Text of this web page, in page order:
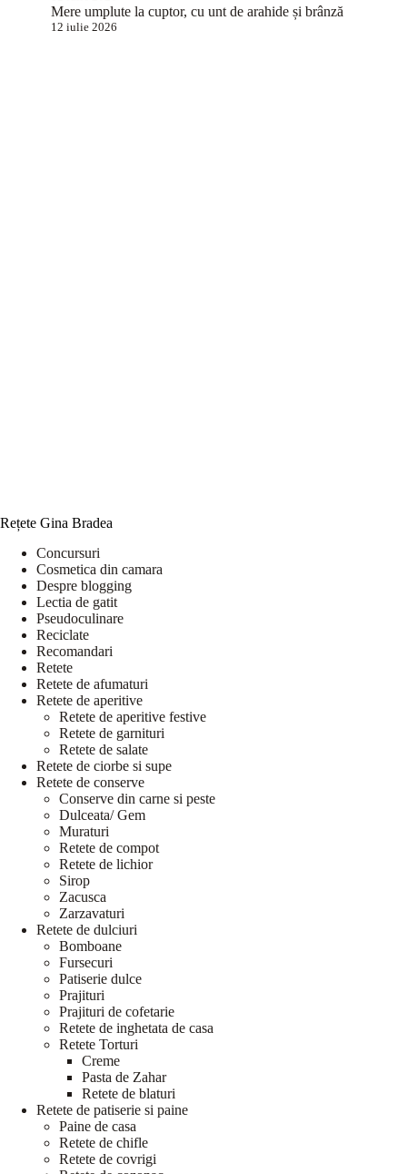
Mere umplute la cuptor, cu unt de arahide și brânză
12 iulie 2026
Rețete Gina Bradea
Concursuri
Cosmetica din camara
Despre blogging
Lectia de gatit
Pseudoculinare
Reciclate
Recomandari
Retete
Retete de afumaturi
Retete de aperitive
Retete de aperitive festive
Retete de garnituri
Retete de salate
Retete de ciorbe si supe
Retete de conserve
Conserve din carne si peste
Dulceata/ Gem
Muraturi
Retete de compot
Retete de lichior
Sirop
Zacusca
Zarzavaturi
Retete de dulciuri
Bomboane
Fursecuri
Patiserie dulce
Prajituri
Prajituri de cofetarie
Retete de inghetata de casa
Retete Torturi
Creme
Pasta de Zahar
Retete de blaturi
Retete de patiserie si paine
Paine de casa
Retete de chifle
Retete de covrigi